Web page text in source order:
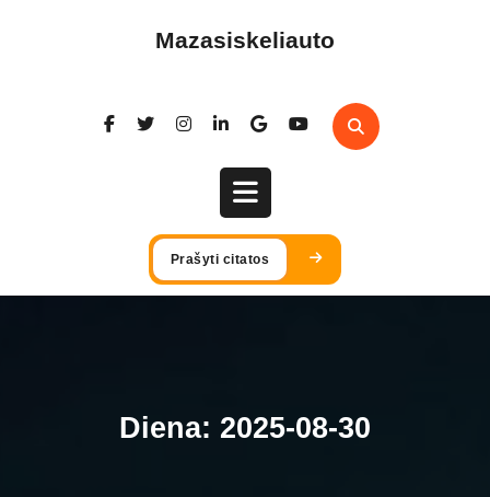
Mazasiskeliauto
Open
Button
Prašyti citatos
Diena: 2025-08-30